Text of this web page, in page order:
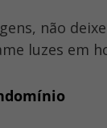
luzes em